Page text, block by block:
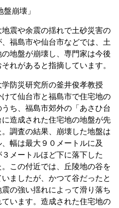
崩壊」
震や余震の揺れで土砂災害の
福島市や仙台市などでは、土
地盤が崩壊し、専門家は今後
れがあると指摘しています。
防災研究所の釜井俊孝教授
て仙台市と福島市で住宅地の
ち、福島市郊外の「あさひ台
造成された住宅地の地盤が先
調査の結果、崩壊した地盤は
幅は最大９０メートルに及
メートルほど下に落下した
この付近では、丘陵地の谷を
ましたが、かつて谷だったと
の強い揺れによって滑り落ち
います。造成された住宅地の